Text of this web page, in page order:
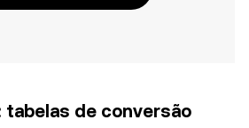
tabelas de conversão